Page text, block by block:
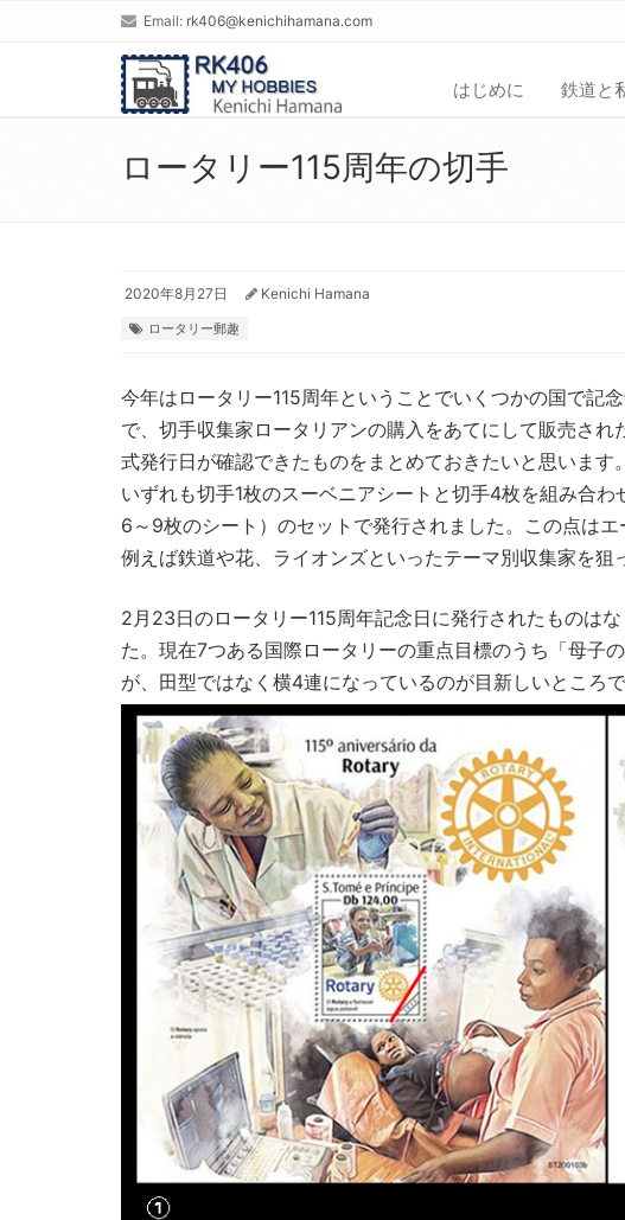
Email: rk406@kenichihamana.com
はじめに 鉄道と
ロータリー115周年の切手
2020年8月27日 Kenichi Hamana
ロータリー郵趣
今年はロータリー115周年ということでいくつかの国で記
で、切手収集家ロータリアンの購入をあてにして販売さ
式発行日が確認できたものをまとめておきたいと思います。
いずれも切手1枚のスーベニアシートと切手4枚を組み合
6～9枚のシート）のセットで発行されました。この点は
例えば鉄道や花、ライオンズといったテーマ別収集家を狙
2月23日のロータリー115周年記念日に発行されたもの
た。現在7つある国際ロータリーの重点目標のうち「母子
が、田型ではなく横4連になっているのが目新しいところで